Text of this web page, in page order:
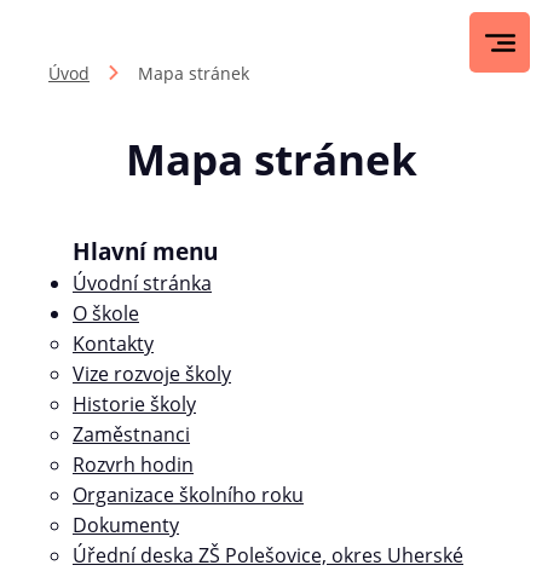
Úvod Mapa stránek
Mapa stránek
Hlavní menu
Úvodní stránka
O škole
Kontakty
Vize rozvoje školy
Historie školy
Zaměstnanci
Rozvrh hodin
Organizace školního roku
Dokumenty
Úřední deska ZŠ Polešovice, okres Uherské